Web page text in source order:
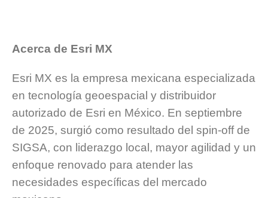
Acerca de Esri MX
Esri MX es la empresa mexicana especializada
en tecnología geoespacial y distribuidor
autorizado de Esri en México. En septiembre
de 2025, surgió como resultado del spin-off de
SIGSA, con liderazgo local, mayor agilidad y un
enfoque renovado para atender las
necesidades específicas del mercado